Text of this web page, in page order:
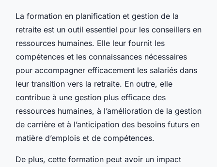
La formation en planification et gestion de la
retraite est un outil essentiel pour les conseillers en
ressources humaines. Elle leur fournit les
compétences et les connaissances nécessaires
pour accompagner efficacement les salariés dans
leur transition vers la retraite. En outre, elle
contribue à une gestion plus efficace des
ressources humaines, à l’amélioration de la gestion
de carrière et à l’anticipation des besoins futurs en
matière d’emplois et de compétences.
De plus, cette formation peut avoir un impact